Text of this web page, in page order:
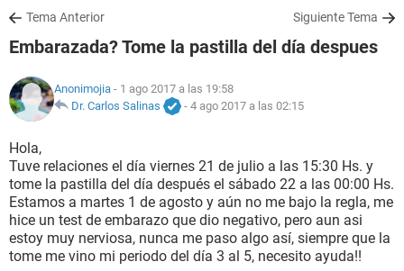
SALUD
NUTRICIÓN
BIENESTAR
SEXUALIDAD
GLOSARIO
Tema Anterior Siguiente Tema
Embarazada? Tome la pastilla del día despues
Anonimojia - 1 ago 2017 a las 19:58
Dr. Carlos Salinas
- 4 ago 2017 a las 02:15
Hola,
Tuve relaciones el día viernes 21 de julio a las 15:30 Hs. y
tome la pastilla del día después el sábado 22 a las 00:00 Hs.
Estamos a martes 1 de agosto y aún no me bajo la regla, me
hice un test de embarazo que dio negativo, pero aun asi
estoy muy nerviosa, nunca me paso algo así, siempre que la
tome me vino mi periodo del día 3 al 5, necesito ayuda!!